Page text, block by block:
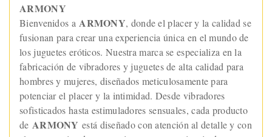
ARMONY
Bienvenidos a ARMONY, donde el placer y la calidad se
fusionan para crear una experiencia única en el mundo de
los juguetes eróticos. Nuestra marca se especializa en la
fabricación de vibradores y juguetes de alta calidad para
hombres y mujeres, diseñados meticulosamente para
potenciar el placer y la intimidad. Desde vibradores
sofisticados hasta estimuladores sensuales, cada producto
de ARMONYestá diseñado con atención al detalle y con